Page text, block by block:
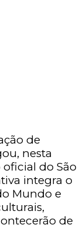
de
nesta
do São
integra o
Mundo e
de